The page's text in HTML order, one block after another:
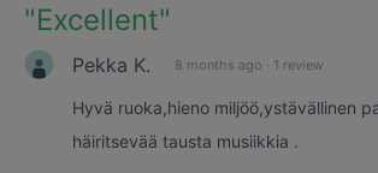
"Excellent"
Pekka K. 8 months ago · 1 review
Hyvä ruoka,hieno miljöö,ystävällinen
häiritsevää tausta musiikkia .